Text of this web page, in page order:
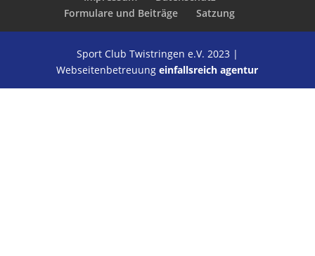
Formulare und Beiträge
Satzung
Sport Club Twistringen e.V. 2023 |
Webseitenbetreuungeinfallsreich agentur